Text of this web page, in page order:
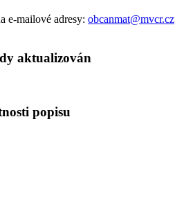
e-mailové adresy: obcanmat@mvcr.cz
aktualizován
popisu